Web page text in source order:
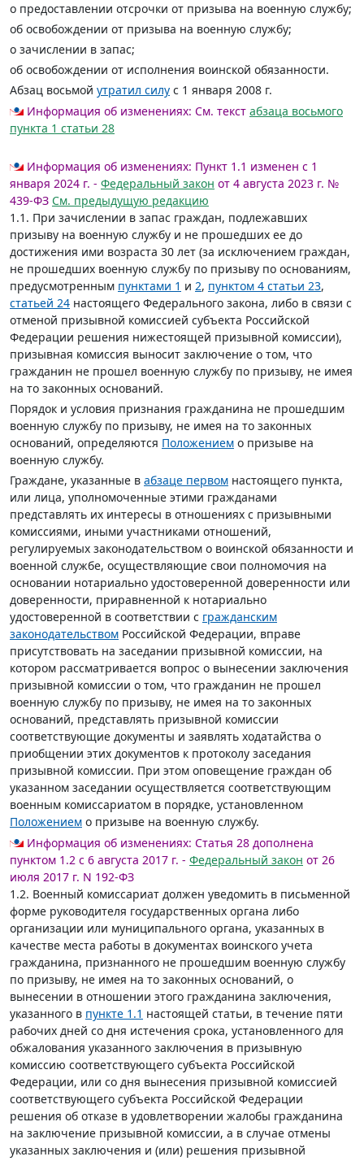
о предоставлении отсрочки от призыва на военную службу;
об освобождении от призыва на военную службу;
о зачислении в запас;
об освобождении от исполнения воинской обязанности.
Абзац восьмой утратил силу с 1 января 2008 г.
Информация об изменениях: См. текст абзаца восьмого
пункта 1 статьи 28
Информация об изменениях: Пункт 1.1 изменен с 1
января 2024 г. - Федеральный закон от 4 августа 2023 г. №
439-ФЗ См. предыдущую редакцию
1.1. При зачислении в запас граждан, подлежавших
призыву на военную службу и не прошедших ее до
достижения ими возраста 30 лет (за исключением граждан,
не прошедших военную службу по призыву по основаниям,
предусмотренным пунктами 1 и 2, пунктом 4 статьи 23,
статьей 24 настоящего Федерального закона, либо в связи с
отменой призывной комиссией субъекта Российской
Федерации решения нижестоящей призывной комиссии),
призывная комиссия выносит заключение о том, что
гражданин не прошел военную службу по призыву, не имея
на то законных оснований.
Порядок и условия признания гражданина не прошедшим
военную службу по призыву, не имея на то законных
оснований, определяются Положением о призыве на
военную службу.
Граждане, указанные в абзаце первом настоящего пункта,
или лица, уполномоченные этими гражданами
представлять их интересы в отношениях с призывными
комиссиями, иными участниками отношений,
регулируемых законодательством о воинской обязанности и
военной службе, осуществляющие свои полномочия на
основании нотариально удостоверенной доверенности или
доверенности, приравненной к нотариально
удостоверенной в соответствии с гражданским
законодательством Российской Федерации, вправе
присутствовать на заседании призывной комиссии, на
котором рассматривается вопрос о вынесении заключения
призывной комиссии о том, что гражданин не прошел
военную службу по призыву, не имея на то законных
оснований, представлять призывной комиссии
соответствующие документы и заявлять ходатайства о
приобщении этих документов к протоколу заседания
призывной комиссии. При этом оповещение граждан об
указанном заседании осуществляется соответствующим
военным комиссариатом в порядке, установленном
Положением о призыве на военную службу.
Информация об изменениях: Статья 28 дополнена
пунктом 1.2 с 6 августа 2017 г. - Федеральный закон от 26
июля 2017 г. N 192-ФЗ
1.2. Военный комиссариат должен уведомить в письменной
форме руководителя государственных органа либо
организации или муниципального органа, указанных в
качестве места работы в документах воинского учета
гражданина, признанного не прошедшим военную службу
по призыву, не имея на то законных оснований, о
вынесении в отношении этого гражданина заключения,
указанного в пункте 1.1 настоящей статьи, в течение пяти
рабочих дней со дня истечения срока, установленного для
обжалования указанного заключения в призывную
комиссию соответствующего субъекта Российской
Федерации, или со дня вынесения призывной комиссией
соответствующего субъекта Российской Федерации
решения об отказе в удовлетворении жалобы гражданина
на заключение призывной комиссии, а в случае отмены
указанных заключения и (или) решения призывной